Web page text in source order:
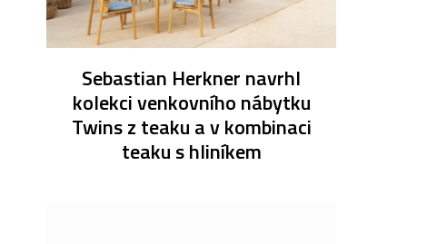
Sebastian Herkner navrhl
kolekci venkovního nábytku
Twins z teaku a v kombinaci
teaku s hliníkem